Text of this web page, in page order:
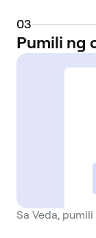
03
Pumili ng
Sa Veda,